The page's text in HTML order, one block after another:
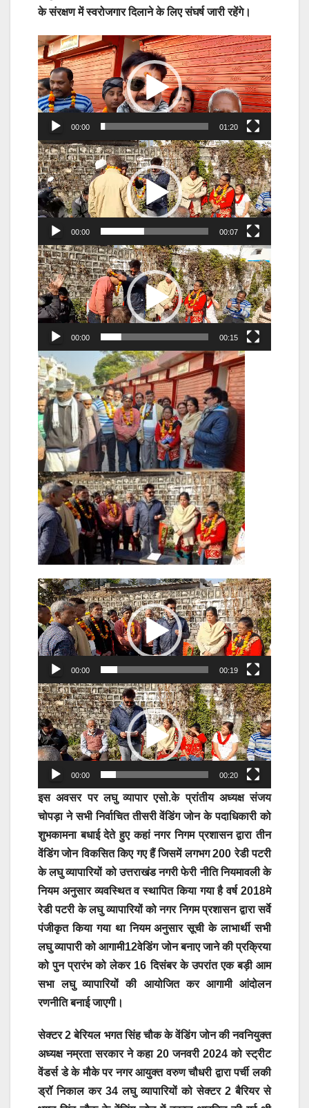
के संरक्षण में स्वरोजगार दिलाने के लिए संघर्ष जारी रहेंगे।
Video
Player
00:00 01:20
Video
Player
00:00 00:07
Video
Player
00:00 00:15
Video
Player
00:00 00:19
Video
Player
00:00 00:20
इस अवसर पर लघु व्यापार एसो.के प्रांतीय अध्यक्ष संजय
चोपड़ा ने सभी निर्वाचित तीसरी वेंडिंग जोन के पदाधिकारी को
शुभकामना बधाई देते हुए कहां नगर निगम प्रशासन द्वारा तीन
वेंडिंग जोन विकसित किए गए हैं जिसमें लगभग 200 रेडी पटरी
के लघु व्यापारियों को उत्तराखंड नगरी फेरी नीति नियमावली के
नियम अनुसार व्यवस्थित व स्थापित किया गया है वर्ष 2018मे
रेडी पटरी के लघु व्यापारियों को नगर निगम प्रशासन द्वारा सर्वे
पंजीकृत किया गया था नियम अनुसार सूची के लाभार्थी सभी
लघु व्यापारी को आगामी12वेडिंग जोन बनाए जाने की प्रक्रिया
को पुन प्रारंभ को लेकर 16 दिसंबर के उपरांत एक बड़ी आम
सभा लघु व्यापारियों की आयोजित कर आगामी आंदोलन
रणनीति बनाई जाएगी।
सेक्टर 2 बेरियल भगत सिंह चौक के वेंडिंग जोन की नवनियुक्त
अध्यक्ष नम्रता सरकार ने कहा 20 जनवरी 2024 को स्ट्रीट
वेंडर्स डे के मौके पर नगर आयुक्त वरुण चौधरी द्वारा पर्ची लकी
ड्रॉ निकाल कर 34 लघु व्यापारियों को सेक्टर 2 बैरियर से